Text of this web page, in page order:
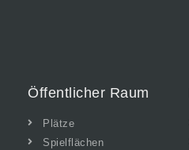
Öffentlicher Raum
Plätze
Spielflächen